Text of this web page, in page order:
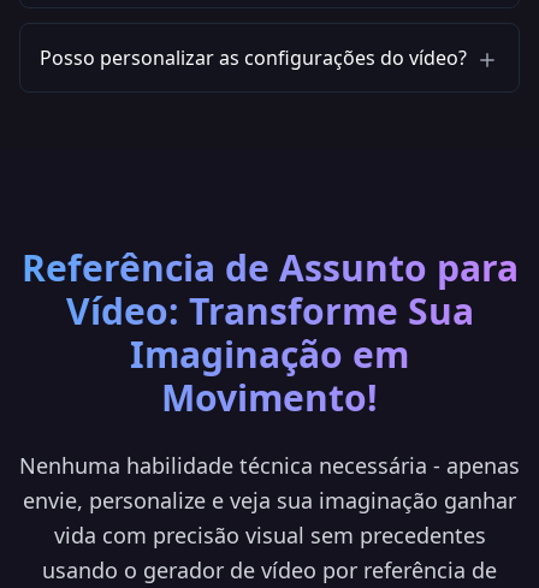
Posso personalizar as configurações do vídeo?
Referência de Assunto para
Vídeo: Transforme Sua
Imaginação em
Movimento!
Nenhuma habilidade técnica necessária - apenas
envie, personalize e veja sua imaginação ganhar
vida com precisão visual sem precedentes
usando o gerador de vídeo por referência de